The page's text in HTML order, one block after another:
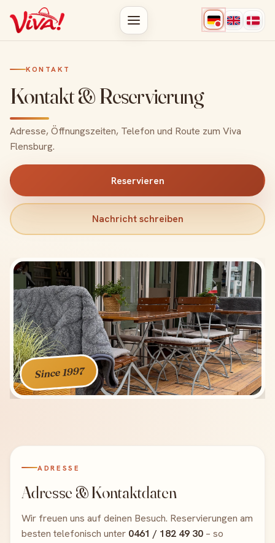
KONTAKT
Kontakt & Reservierung
Adresse, Öffnungszeiten, Telefon und Route zum Viva
Flensburg.
Reservieren
Nachricht schreiben
Since 1997
ADRESSE
Adresse & Kontaktdaten
Wir freuen uns auf deinen Besuch. Reservierungen am
besten telefonisch unter 0461 / 182 49 30 – so